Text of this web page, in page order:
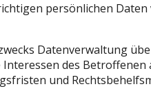
persönlichen
Datenverwaltung
des Betroffenen
und